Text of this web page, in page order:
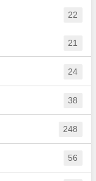
22
21
24
38
248
56